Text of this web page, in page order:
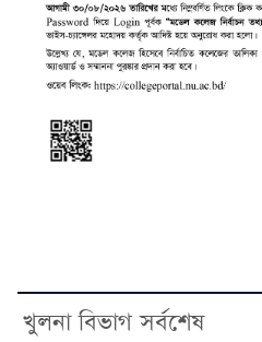
খুলনা বিভাগ সর্বশেষ